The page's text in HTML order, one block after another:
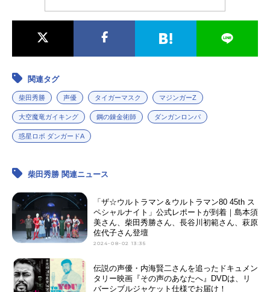
関連タグ
柴田秀勝 声優 タイガーマスク マジンガーZ
大空魔竜ガイキング 鋼の錬金術師 ダンガンロンパ
惑星ロボ ダンガードA
柴田秀勝 関連ニュース
「ザ☆ウルトラマン＆ウルトラマン80 45th ス
ペシャルナイト」公式レポートが到着｜島本須
美さん、柴田秀勝さん、長谷川初範さん、萩原
佐代子さん登壇
2024-08-02 13:35
伝説の声優・内海賢二さんを追ったドキュメン
タリー映画『その声のあなたへ』DVDは、リ
バーシブルジャケット仕様でお届け！